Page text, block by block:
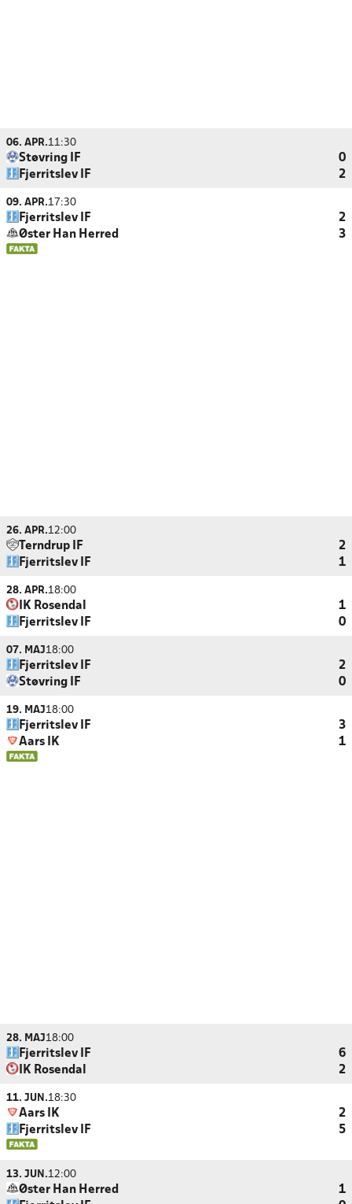
06. APR.11:30
Støvring IF
0
Fjerritslev IF
2
09. APR.17:30
Fjerritslev IF
2
Øster Han Herred
3
26. APR.12:00
Terndrup IF
2
Fjerritslev IF
1
28. APR.18:00
IK Rosendal
1
Fjerritslev IF
0
07. MAJ18:00
Fjerritslev IF
2
Støvring IF
0
19. MAJ18:00
Fjerritslev IF
3
Aars IK
1
28. MAJ18:00
Fjerritslev IF
6
IK Rosendal
2
11. JUN.18:30
Aars IK
2
Fjerritslev IF
5
13. JUN.12:00
Øster Han Herred
1